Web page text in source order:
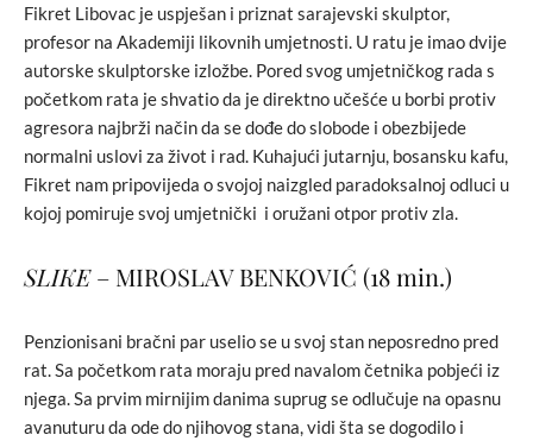
Fikret Libovac je uspješan i priznat sarajevski skulptor,
profesor na Akademiji likovnih umjetnosti. U ratu je imao dvije
autorske skulptorske izložbe. Pored svog umjetničkog rada s
početkom rata je shvatio da je direktno učešće u borbi protiv
agresora najbrži način da se dođe do slobode i obezbijede
normalni uslovi za život i rad. Kuhajući jutarnju, bosansku kafu,
Fikret nam pripovijeda o svojoj naizgled paradoksalnoj odluci u
kojoj pomiruje svoj umjetnički i oružani otpor protiv zla.
SLIKE– MIROSLAV BENKOVIĆ (18 min.)
Penzionisani bračni par uselio se u svoj stan neposredno pred
rat. Sa početkom rata moraju pred navalom četnika pobjeći iz
njega. Sa prvim mirnijim danima suprug se odlučuje na opasnu
avanuturu da ode do njihovog stana, vidi šta se dogodilo i